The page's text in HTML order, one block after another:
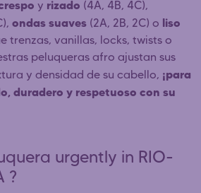
y rizado (4A, 4B, 4C),
ondas suaves (2A, 2B, 2C) o liso
trenzas, vanillas, locks, twists o
peluqueras afro ajustan sus
y densidad de su cabello, ¡para
duradero y respetuoso con su
urgently in RIO-
?